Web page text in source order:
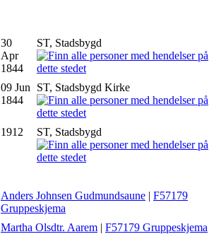
30
Apr
1844
ST, Stadsbygd
09 Jun
1844
ST, Stadsbygd Kirke
1912 ST, Stadsbygd
Anders Johnsen Gudmundsaune | F57179
Gruppeskjema
Martha Olsdtr. Aarem | F57179 Gruppeskjema